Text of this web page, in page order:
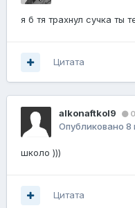
я б тя трахнул сучка ты
Цитата
alkonaftkol9 0
Опубликовано 8
школо )))
Цитата